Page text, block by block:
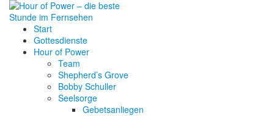
Start
Gottesdienste
Hour of Power
Team
Shepherd’s Grove
Bobby Schuller
Seelsorge
Gebetsanliegen